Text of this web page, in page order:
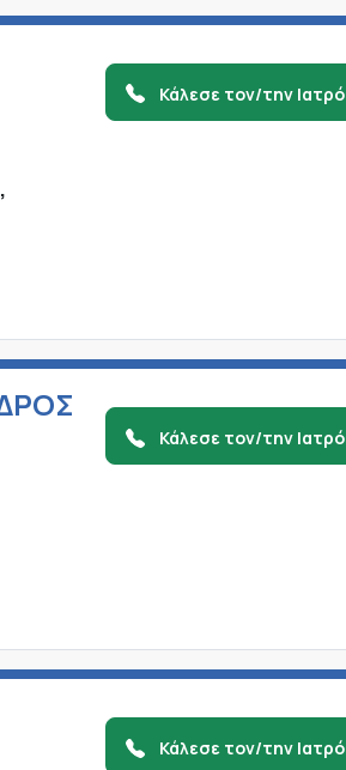
Κάλεσε τον/την Ιατρό
Κάλεσε τον/την Ιατρό
Κάλεσε τον/την Ιατρό